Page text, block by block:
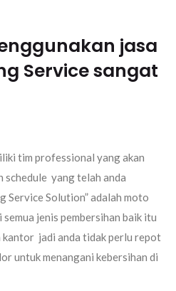
jasa
Service sangat
tim professional yang akan
schedule yang telah anda
Service Solution” adalah moto
jenis pembersihan baik itu
kantor jadi anda tidak perlu repot
untuk menangani kebersihan di